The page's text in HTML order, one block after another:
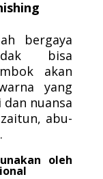
bergaya
bisa
akan
yang
nuansa
abu-
oleh